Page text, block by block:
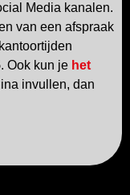
Media kanalen.
van een afspraak
. Ook kun je het
invullen, dan